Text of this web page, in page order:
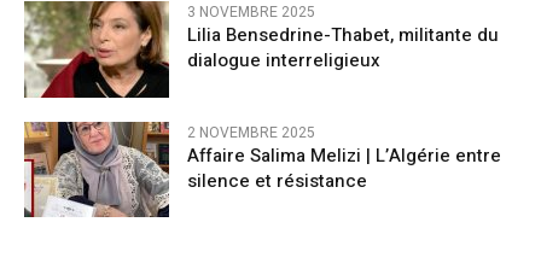
3 NOVEMBRE 2025
Lilia Bensedrine-Thabet, militante du
dialogue interreligieux
2 NOVEMBRE 2025
Affaire Salima Melizi | L’Algérie entre
silence et résistance